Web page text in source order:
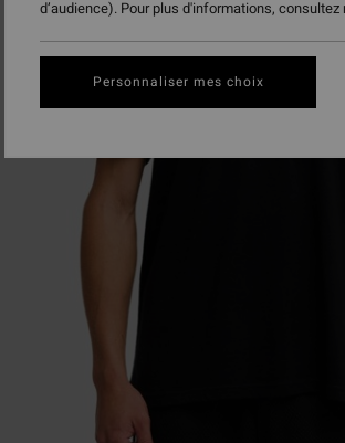
d’audience). Pour plus d'informations, consultez
Personnaliser mes choix